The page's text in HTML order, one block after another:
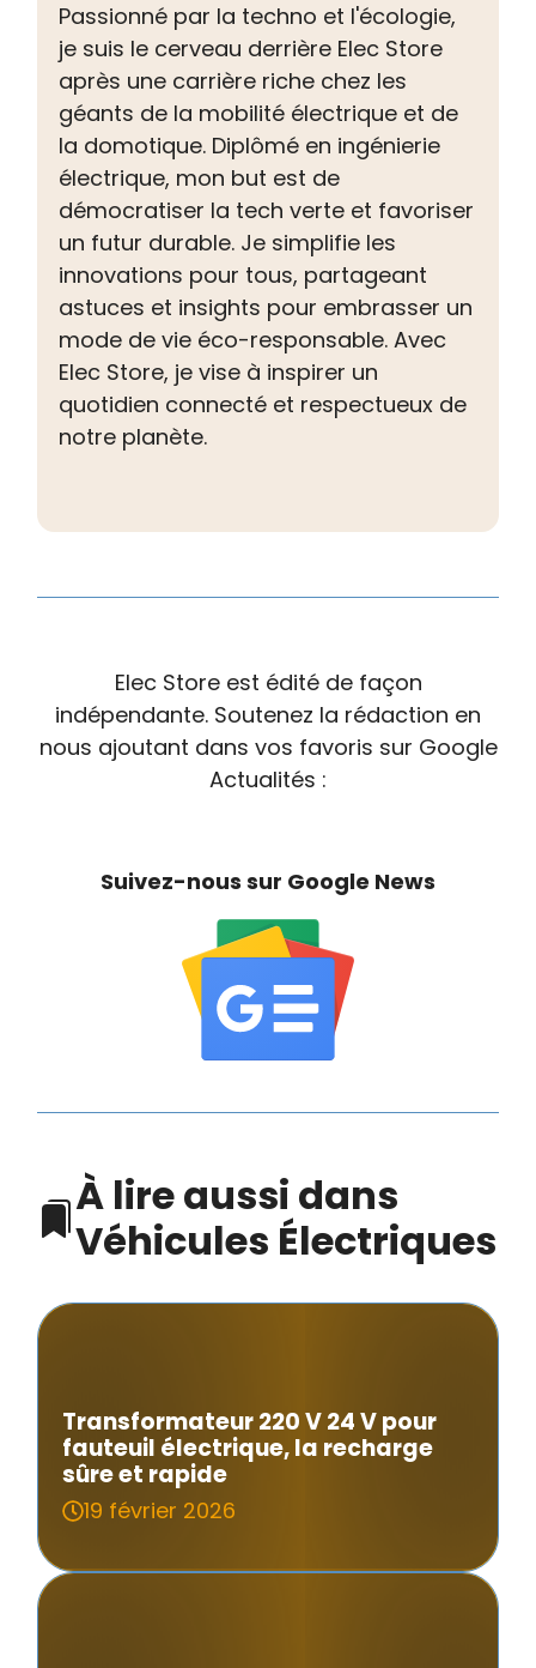
Passionné par la techno et l'écologie,
je suis le cerveau derrière Elec Store
après une carrière riche chez les
géants de la mobilité électrique et de
la domotique. Diplômé en ingénierie
électrique, mon but est de
démocratiser la tech verte et favoriser
un futur durable. Je simplifie les
innovations pour tous, partageant
astuces et insights pour embrasser un
mode de vie éco-responsable. Avec
Elec Store, je vise à inspirer un
quotidien connecté et respectueux de
notre planète.
Elec Store est édité de façon
indépendante. Soutenez la rédaction en
nous ajoutant dans vos favoris sur Google
Actualités :
Suivez-nous sur Google News
À lire aussi dans
Véhicules Électriques
Transformateur 220 V 24 V pour
fauteuil électrique, la recharge
sûre et rapide
19 février 2026